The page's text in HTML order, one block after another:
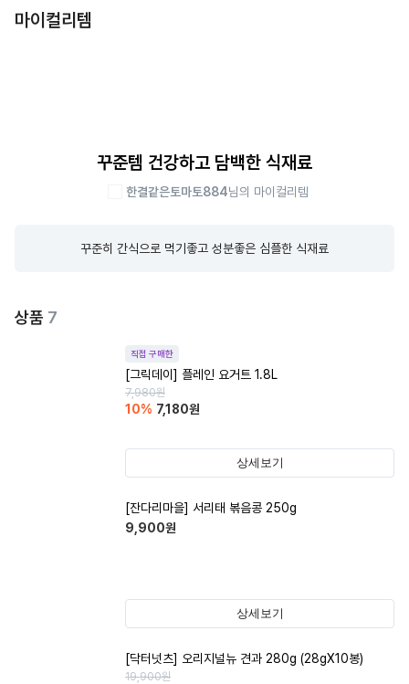
마이컬리템
꾸준템 건강하고 담백한 식재료
한결같은토마토884님의 마이컬리템
꾸준히 간식으로 먹기좋고 성분좋은 심플한 식재료
상품 7
직접 구매한
[그릭데이] 플레인 요거트 1.8L
7,980원
10% 7,180원
상세보기
[잔다리마을] 서리태 볶음콩 250g
9,900원
상세보기
[닥터넛츠] 오리지널뉴 견과 280g (28gX10봉)
19,900원